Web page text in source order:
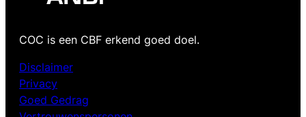
COC is een CBF erkend goed doel.
Disclaimer
Privacy
Goed Gedrag